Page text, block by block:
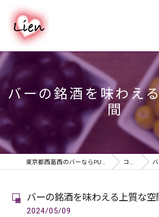
バーの銘酒を味わえ
間
東京都西葛西のバーならPUB & BAR Lien コラム バ
バーの銘酒を味わえる上質な空
2024/05/09